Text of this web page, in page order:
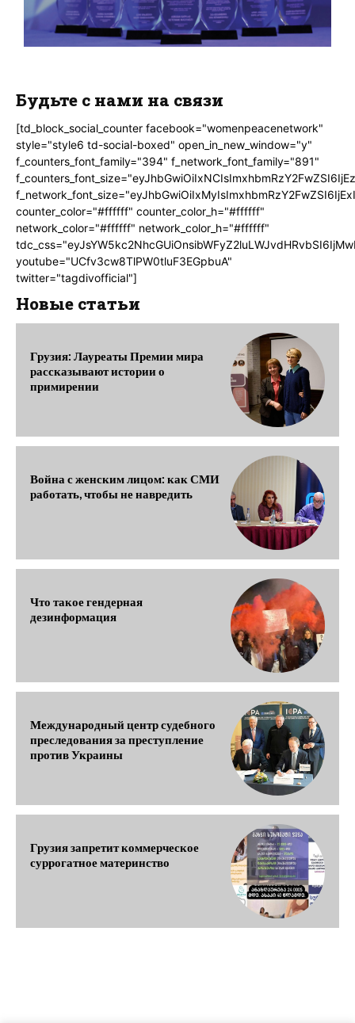
Будьте с нами на связи
[td_block_social_counter facebook="womenpeacenetwork"
style="style6 td-social-boxed" open_in_new_window="y"
f_counters_font_family="394" f_network_font_family="891"
counter_color="#ffffff" counter_color_h="#ffffff"
network_color="#ffffff" network_color_h="#ffffff"
youtube="UCfv3cw8TlPW0tluF3EGpbuA"
twitter="tagdivofficial"]
Новые статьи
Грузия: Лауреаты Премии мира
рассказывают истории о
примирении
Война с женским лицом: как СМИ
работать, чтобы не навредить
Что такое гендерная
дезинформация
Международный центр судебного
преследования за преступление
против Украины
Грузия запретит коммерческое
суррогатное материнство